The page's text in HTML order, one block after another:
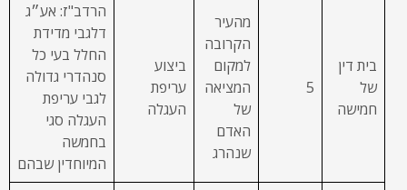
בית דין
של
חמישה
5
מהעיר
הקרובה
למקום
המציאה
של
האדם
שנהרג
ביצוע
עריפת
העגלה
הרדב"ז: אע״ג
דלגבי מדידת
החלל בעי כל
סנהדרי גדולה
לגבי עריפת
העגלה סגי
בחמשה
המיוחדין שבהם